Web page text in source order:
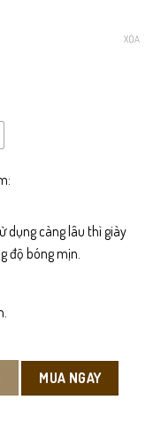
₫.
XÓA
dụng càng lâu thì giày
độ bóng mịn.
MUA NGAY